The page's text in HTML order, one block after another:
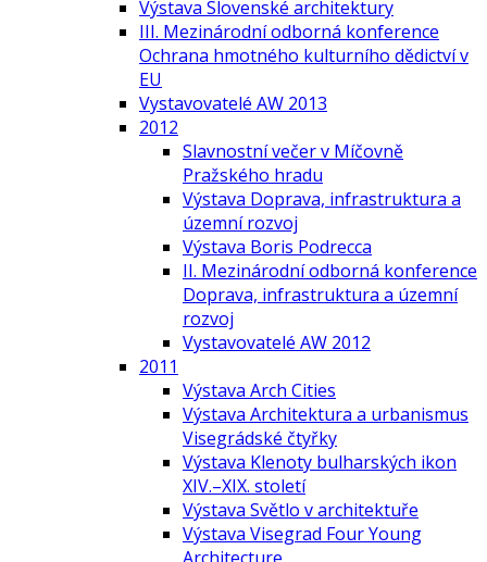
Výstava Slovenské architektury
III. Mezinárodní odborná konference
Ochrana hmotného kulturního dědictví v
EU
Vystavovatelé AW 2013
2012
Slavnostní večer v Míčovně
Pražského hradu
Výstava Doprava, infrastruktura a
územní rozvoj
Výstava Boris Podrecca
II. Mezinárodní odborná konference
Doprava, infrastruktura a územní
rozvoj
Vystavovatelé AW 2012
2011
Výstava Arch Cities
Výstava Architektura a urbanismus
Visegrádské čtyřky
Výstava Klenoty bulharských ikon
XIV.–XIX. století
Výstava Světlo v architektuře
Výstava Visegrad Four Young